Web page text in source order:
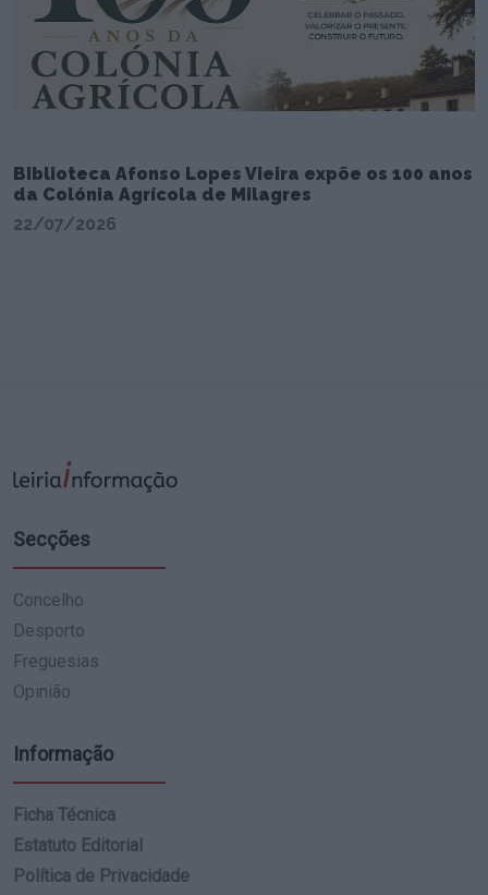
Biblioteca Afonso Lopes Vieira expõe os 100 anos
da Colónia Agrícola de Milagres
22/07/2026
Secções
Concelho
Desporto
Freguesias
Opinião
Informação
Ficha Técnica
Estatuto Editorial
Política de Privacidade